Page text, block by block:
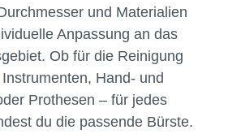
und Materialien
Anpassung an das
Ob für die Reinigung
Hand- und
Prothesen – für jedes
du die passende Bürste.